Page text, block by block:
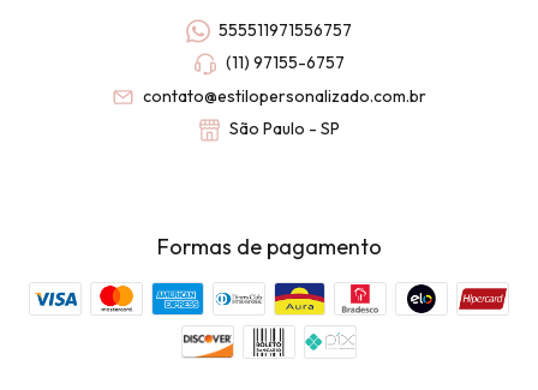
555511971556757
(11) 97155-6757
contato@estilopersonalizado.com.br
São Paulo - SP
Formas de pagamento